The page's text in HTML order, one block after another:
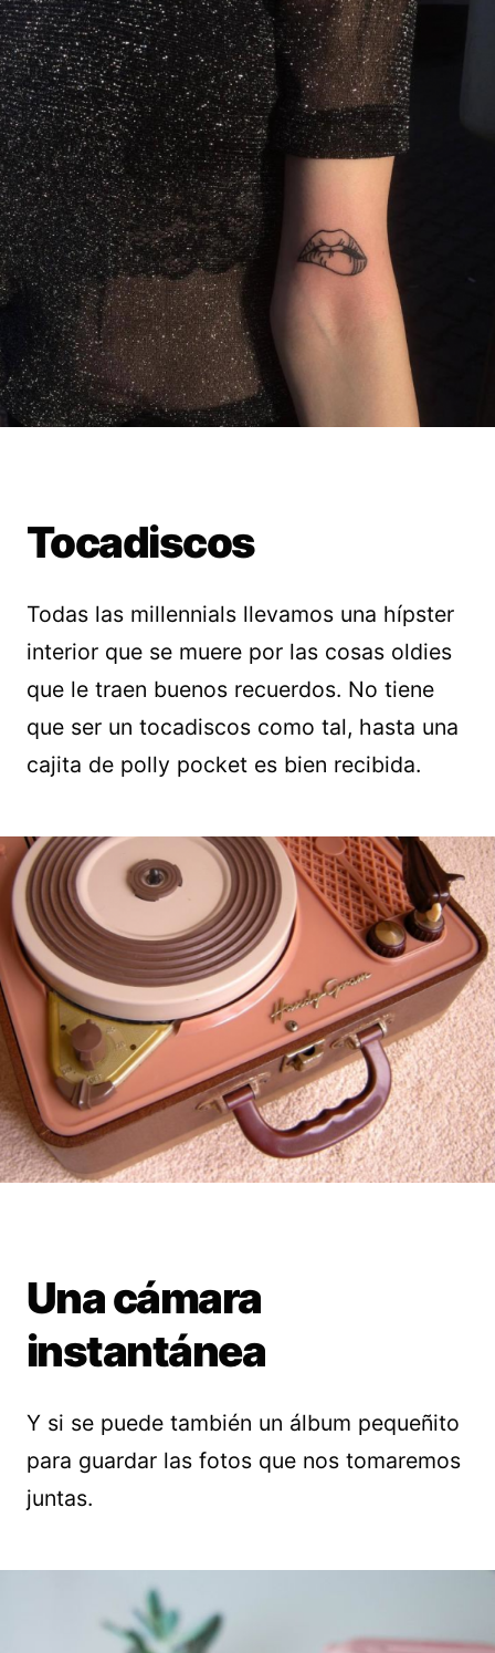
Tocadiscos
Todas las millennials llevamos una hípster
interior que se muere por las cosas oldies
que le traen buenos recuerdos. No tiene
que ser un tocadiscos como tal, hasta una
cajita de polly pocket es bien recibida.
Una cámara
instantánea
Y si se puede también un álbum pequeñito
para guardar las fotos que nos tomaremos
juntas.